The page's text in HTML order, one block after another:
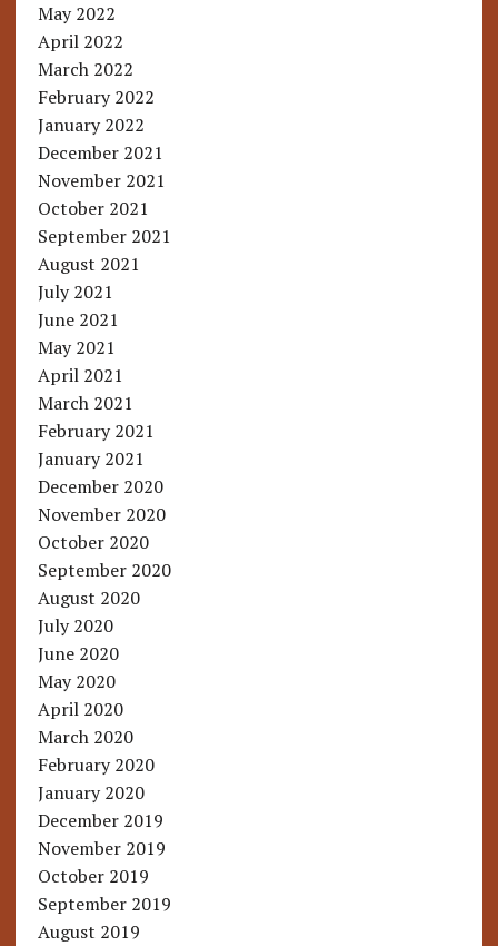
May 2022
April 2022
March 2022
February 2022
January 2022
December 2021
November 2021
October 2021
September 2021
August 2021
July 2021
June 2021
May 2021
April 2021
March 2021
February 2021
January 2021
December 2020
November 2020
October 2020
September 2020
August 2020
July 2020
June 2020
May 2020
April 2020
March 2020
February 2020
January 2020
December 2019
November 2019
October 2019
September 2019
August 2019